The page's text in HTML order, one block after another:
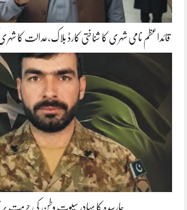
قائداعظم نامی شہری کا شناختی کارڈ بلاک،عدالت کا
چارسدہ کا بہادر سپوت وطن کی حرمت پر